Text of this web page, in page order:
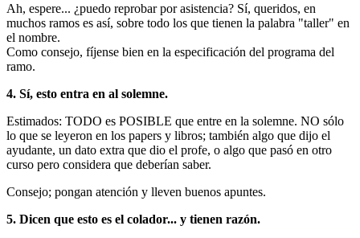
Ah, espere... ¿puedo reprobar por asistencia? Sí, queridos, en
muchos ramos es así, sobre todo los que tienen la palabra "taller" en
el nombre.
Como consejo, fíjense bien en la especificación del programa del
ramo.
4. Sí, esto entra en al solemne.
Estimados: TODO es POSIBLE que entre en la solemne. NO sólo
lo que se leyeron en los papers y libros; también algo que dijo el
ayudante, un dato extra que dio el profe, o algo que pasó en otro
curso pero considera que deberían saber.
Consejo; pongan atención y lleven buenos apuntes.
5. Dicen que esto es el colador... y tienen razón.